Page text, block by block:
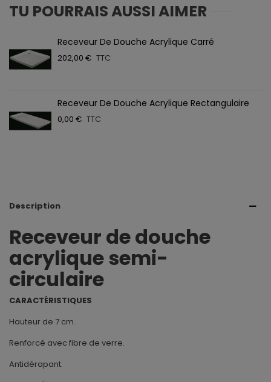
TU POURRAIS AUSSI AIMER
Receveur De Douche Acrylique Carré
202,00 € TTC
Receveur De Douche Acrylique Rectangulaire
0,00 € TTC
Description
Receveur de douche
acrylique semi-
circulaire
CARACTÉRISTIQUES
Hauteur de 7 cm.
Renforcé avec fibre de verre.
Antidérapant.